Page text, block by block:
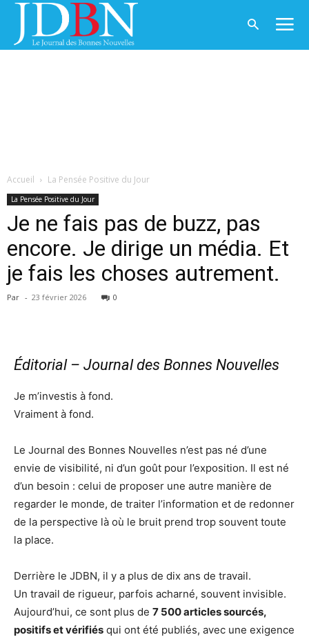
Accueil La Pensée Positive du Jour
La Pensée Positive du Jour
Je ne fais pas de buzz, pas
encore. Je dirige un média. Et
je fais les choses autrement.
Par - 23 février 2026 0
Éditorial – Journal des Bonnes Nouvelles
Je m’investis à fond.
Vraiment à fond.
Le Journal des Bonnes Nouvelles n’est pas né d’une
envie de visibilité, ni d’un goût pour l’exposition. Il est né
d’un besoin : celui de proposer une autre manière de
regarder le monde, de traiter l’information et de redonner
de la perspective là où le bruit prend trop souvent toute
la place.
Derrière le JDBN, il y a plus de dix ans de travail.
Un travail de rigueur, parfois acharné, souvent invisible.
Aujourd’hui, ce sont plus de 7 500 articles sourcés,
positifs et vérifiés qui ont été publiés, avec une exigence